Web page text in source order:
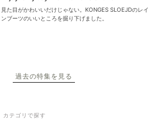
見た目がかわいいだけじゃない。KONGES SLOEJDのレイ
ンブーツのいいところを掘り下げました。
過去の特集を見る
カテゴリで探す